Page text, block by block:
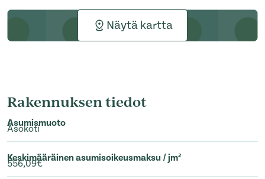
Näytä kartta
Rakennuksen tiedot
Asumismuoto
Asokoti
Keskimääräinen asumisoikeusmaksu / jm²
556,09€